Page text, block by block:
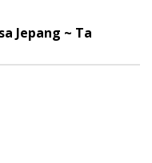
Jepang ~ Ta